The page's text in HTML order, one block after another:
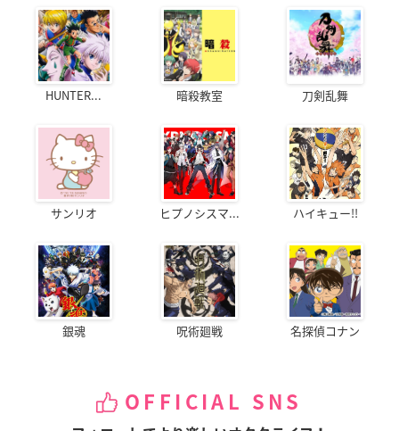
HUNTER... 暗殺教室 刀剣乱舞
サンリオ ヒプノシスマ... ハイキュー!!
銀魂 呪術廻戦 名探偵コナン
OFFICIAL SNS